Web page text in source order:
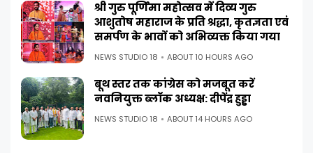
श्री गुरु पूर्णिमा महोत्सव में दिव्य गुरु
आशुतोष महाराज के प्रति श्रद्धा, कृतज्ञता एवं
समर्पण के भावों को अभिव्यक्त किया गया
NEWS STUDIO 18 ABOUT 10 HOURS AGO
बूथ स्तर तक कांग्रेस को मजबूत करें
नवनियुक्त ब्लॉक अध्यक्ष: दीपेंद्र हुड्डा
NEWS STUDIO 18 ABOUT 14 HOURS AGO